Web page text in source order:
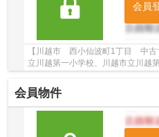
会員
【川越市 西小仙波町1丁目 中
立川越第一小学校、川越市立川越
会員物件